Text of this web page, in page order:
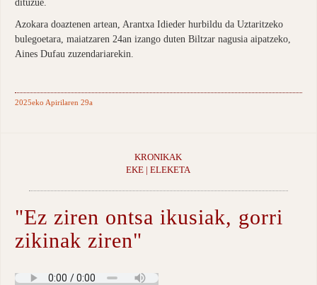
dituzue.
Azokara doaztenen artean, Arantxa Idieder hurbildu da Uztaritzeko
bulegoetara, maiatzaren 24an izango duten Biltzar nagusia aipatzeko,
Aines Dufau zuzendariarekin.
2025eko Apirilaren 29a
KRONIKAK
EKE | ELEKETA
"Ez ziren ontsa ikusiak, gorri
zikinak ziren"